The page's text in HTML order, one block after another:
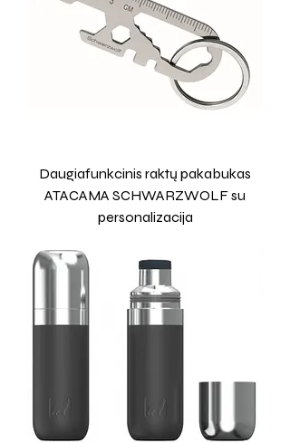
Daugiafunkcinis raktų pakabukas
ATACAMA SCHWARZWOLF su
personalizacija